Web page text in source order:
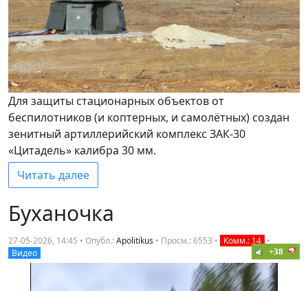
Для защиты стационарных объектов от
беспилотников (и коптерных, и самолётных) создан
зенитный артиллерийский комплекс ЗАК-30
«Цитадель» калибра 30 мм.
Читать далее
Буханочка
27-05-2026, 14:45 • Опубл.:Apolitikus • Просм.: 6553 • Комм.: 14 •
Видео
+38